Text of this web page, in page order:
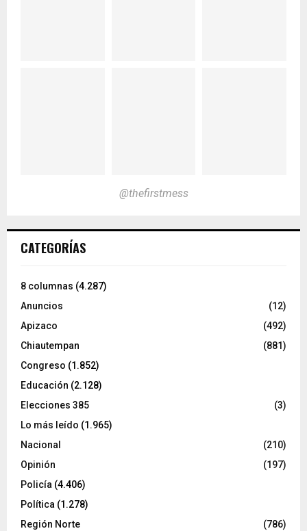
@thefirstmess
CATEGORÍAS
8 columnas (4.287)
Anuncios
(12)
Apizaco
(492)
Chiautempan
(881)
Congreso (1.852)
Educación (2.128)
Elecciones 385
(3)
Lo más leído (1.965)
Nacional
(210)
Opinión
(197)
Policía (4.406)
Política (1.278)
Región Norte
(786)